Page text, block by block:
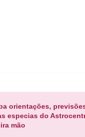
orientações,
especias do
mão